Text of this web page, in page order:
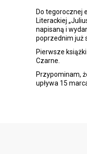
Do tegorocznej
Literackiej
napisaną i
poprzednim już
Pierwsze
Czarne.
Przypominam,
upływa 15